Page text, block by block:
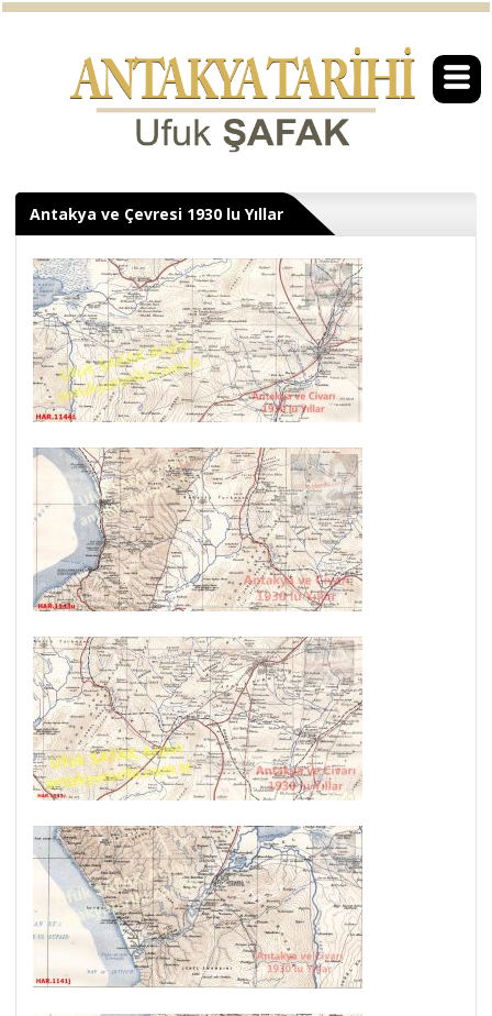
Antakya ve Çevresi 1930 lu Yıllar